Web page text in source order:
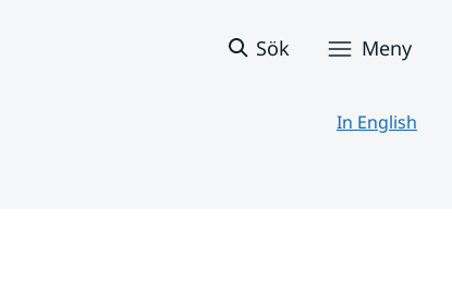
Sök Meny
In English